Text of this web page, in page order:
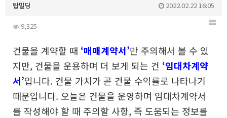
탑빌딩 2022.02.22 16:05
9,325
건물을 계약할 때 ‘매매계약서’만 주의해서 볼 수 있
지만, 건물을 운용하며 더 보게 되는 건 ‘임대차계약
서’입니다. 건물 가치가 곧 건물 수익률로 나타나기
때문입니다. 오늘은 건물을 운영하며 임대차계약서
를 작성해야 할 때 주의할 사항, 즉 도움되는 정보를